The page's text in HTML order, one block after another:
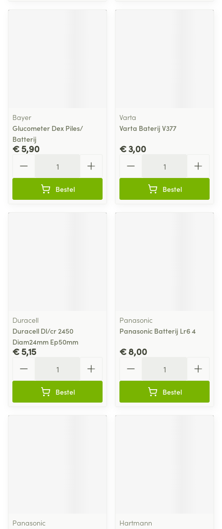
Bayer
Glucometer Dex Piles/
Batterij
€ 5,90
Bestel
Varta
Varta Baterij V377
€ 3,00
Bestel
Duracell
Duracell Dl/cr 2450
Diam24mm Ep50mm
€ 5,15
Bestel
Panasonic
Panasonic Batterij Lr6 4
€ 8,00
Bestel
Panasonic
Hartmann